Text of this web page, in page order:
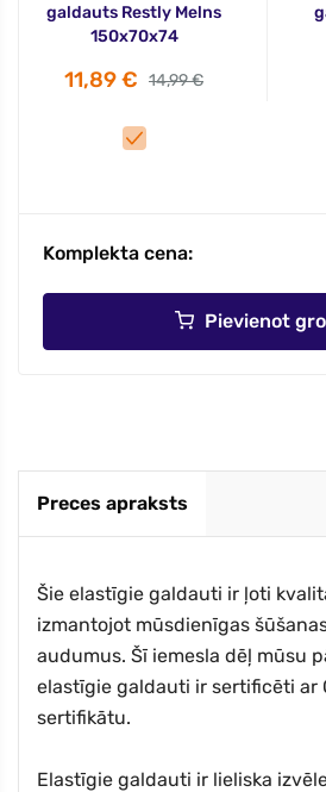
galdauts Restly Melns
150x70x74
11,89 € 14,99 €
Komplekta cena:
Pievienot
Preces apraksts
Šie elastīgie galdauti ir ļoti
izmantojot mūsdienīgas
audumus. Šī iemesla dēļ mūsu
elastīgie galdauti ir sertificēti ar
sertifikātu.
Elastīgie galdauti ir lieliska